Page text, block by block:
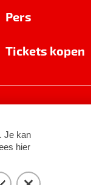
Pers
Tickets kopen